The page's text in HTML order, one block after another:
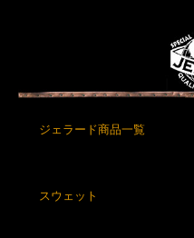
ジェラード商品一覧
スウェット